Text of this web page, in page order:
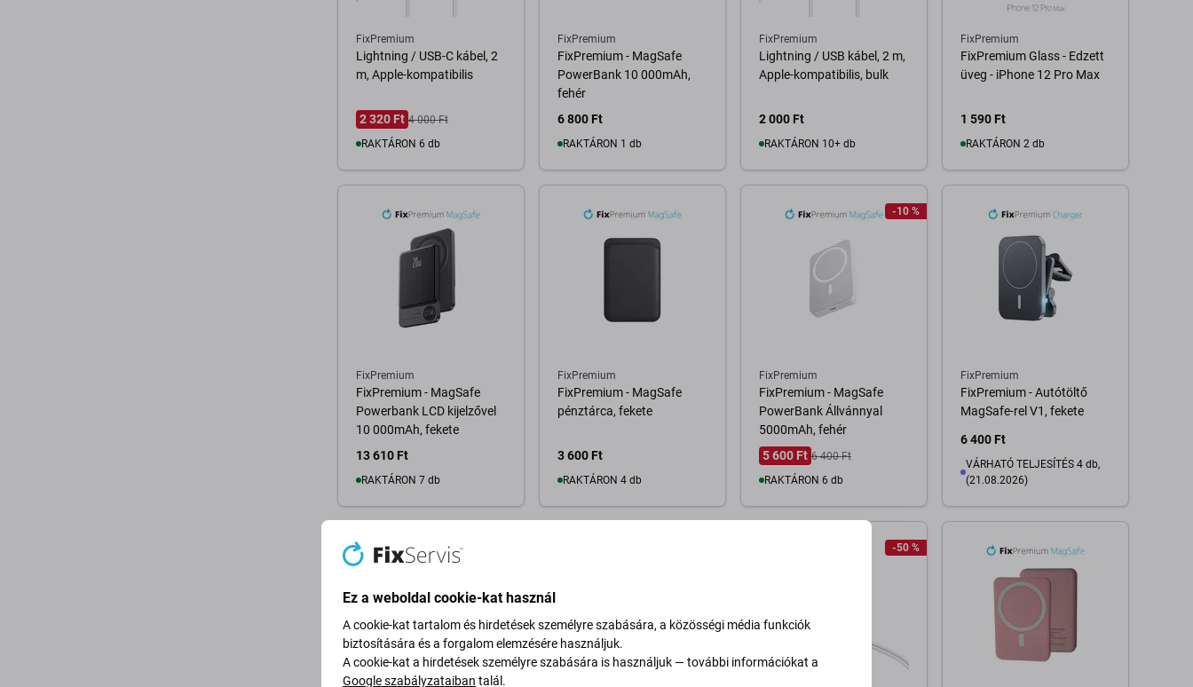
FixPremium
Lightning / USB-C kábel, 2
m, Apple-kompatibilis
2 320 Ft 4 000 Ft
RAKTÁRON 6 db
FixPremium
FixPremium - MagSafe
PowerBank 10 000mAh,
fehér
6 800 Ft
RAKTÁRON 1 db
FixPremium
Lightning / USB kábel, 2 m,
Apple-kompatibilis, bulk
2 000 Ft
RAKTÁRON 10+ db
FixPremium
FixPremium Glass - Edzett
üveg - iPhone 12 Pro Max
1 590 Ft
RAKTÁRON 2 db
FixPremium
FixPremium - MagSafe
Powerbank LCD kijelzővel
10 000mAh, fekete
13 610 Ft
RAKTÁRON 7 db
FixPremium
FixPremium - MagSafe
pénztárca, fekete
3 600 Ft
RAKTÁRON 4 db
-10 %
FixPremium
FixPremium - MagSafe
PowerBank Állvánnyal
5000mAh, fehér
5 600 Ft 6 400 Ft
RAKTÁRON 6 db
FixPremium
FixPremium - Autótöltő
MagSafe-rel V1, fekete
6 400 Ft
VÁRHATÓ TELJESÍTÉS 4 db,
(21.08.2026)
Kosárba
-50 %
Ez a weboldal cookie-kat használ
A cookie-kat tartalom és hirdetések személyre szabására, a közösségi média funkciók
biztosítására és a forgalom elemzésére használjuk.
A cookie-kat a hirdetések személyre szabására is használjuk — további információkat a
Google szabályzataiban talál.